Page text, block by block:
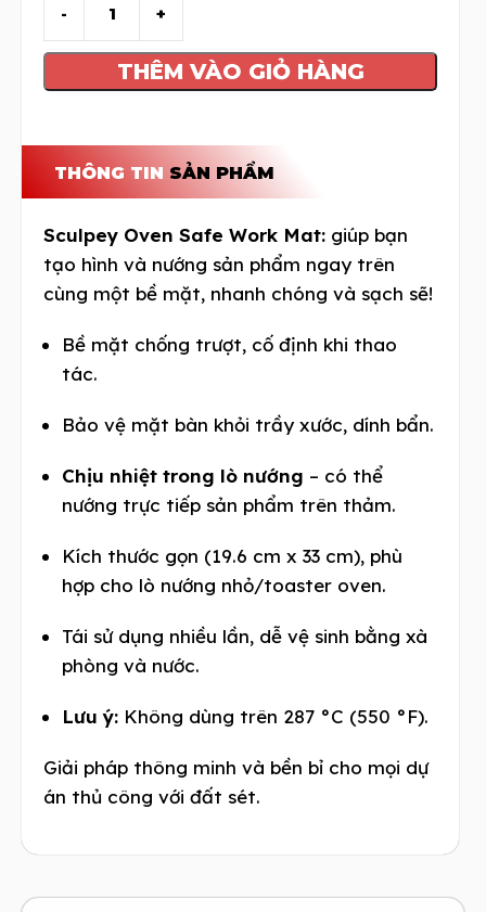
THÊM VÀO GIỎ HÀNG
THÔNG TIN SẢN PHẨM
Sculpey Oven Safe Work Mat: giúp bạn
tạo hình và nướng sản phẩm ngay trên
cùng một bề mặt, nhanh chóng và sạch sẽ!
Bề mặt chống trượt, cố định khi thao
tác.
Bảo vệ mặt bàn khỏi trầy xước, dính bẩn.
Chịu nhiệt trong lò nướng – có thể
nướng trực tiếp sản phẩm trên thảm.
Kích thước gọn (19.6 cm x 33 cm), phù
hợp cho lò nướng nhỏ/toaster oven.
Tái sử dụng nhiều lần, dễ vệ sinh bằng xà
phòng và nước.
Lưu ý: Không dùng trên 287 °C (550 °F).
Giải pháp thông minh và bền bỉ cho mọi dự
án thủ công với đất sét.